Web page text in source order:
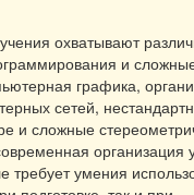
охватывают
и
графика,
сетей,
и сложные
организация
требует умения